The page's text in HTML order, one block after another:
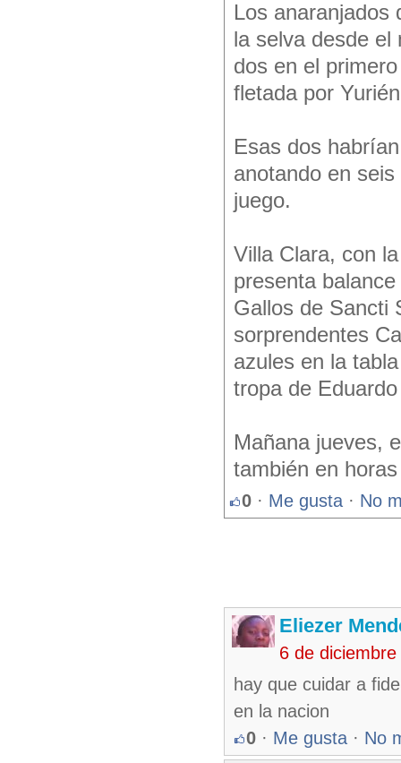
Los anaranjados
la selva desde el
dos en el
fletada por
Esas dos
anotando en
juego.
Villa Clara, con
presenta
Gallos de Sancti
sorprendentes
azules en la
tropa de
Mañana jueves,
también en
0 · Me gusta · No
Eliezer
6 de
hay que cuidar a
en la nacion
0 · Me gusta · No